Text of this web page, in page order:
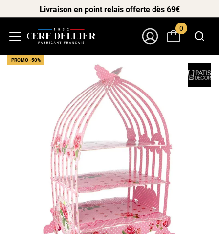
Livraison en point relais offerte dès 69€
0
PROMO -50%